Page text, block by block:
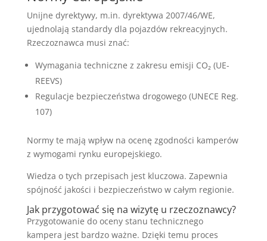
Unijne dyrektywy, m.in. dyrektywa 2007/46/WE,
ujednolają standardy dla pojazdów rekreacyjnych.
Rzeczoznawca musi znać:
Wymagania techniczne z zakresu emisji CO₂ (UE-
REEVS)
Regulacje bezpieczeństwa drogowego (UNECE Reg.
107)
Normy te mają wpływ na ocenę zgodności kamperów
z wymogami rynku europejskiego.
Wiedza o tych przepisach jest kluczowa. Zapewnia
spójność jakości i bezpieczeństwo w całym regionie.
Jak przygotować się na wizytę u rzeczoznawcy?
Przygotowanie do oceny stanu technicznego
kampera jest bardzo ważne. Dzięki temu proces